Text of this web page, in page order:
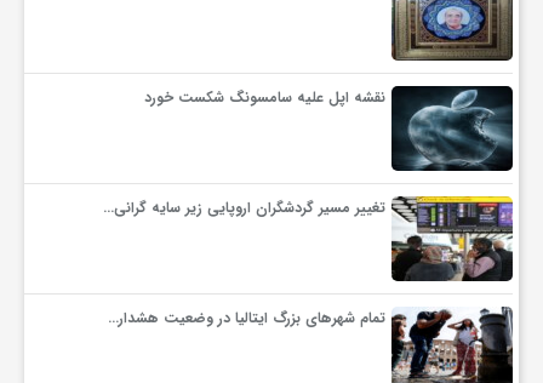
نقشه اپل علیه سامسونگ شکست خورد
تغییر مسیر گردشگران اروپایی زیر سایه گرانی…
تمام شهرهای بزرگ ایتالیا در وضعیت هشدار…